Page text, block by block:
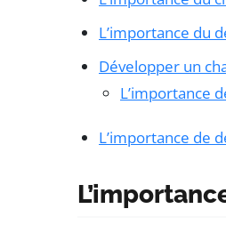
L’importance du
Développer un
L’importance
L’importance de